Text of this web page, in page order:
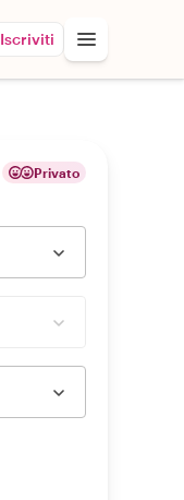
Iscriviti
Privato